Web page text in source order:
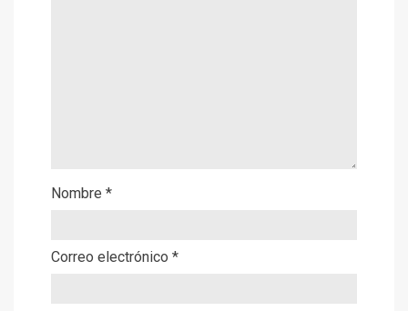
Nombre *
Correo electrónico *